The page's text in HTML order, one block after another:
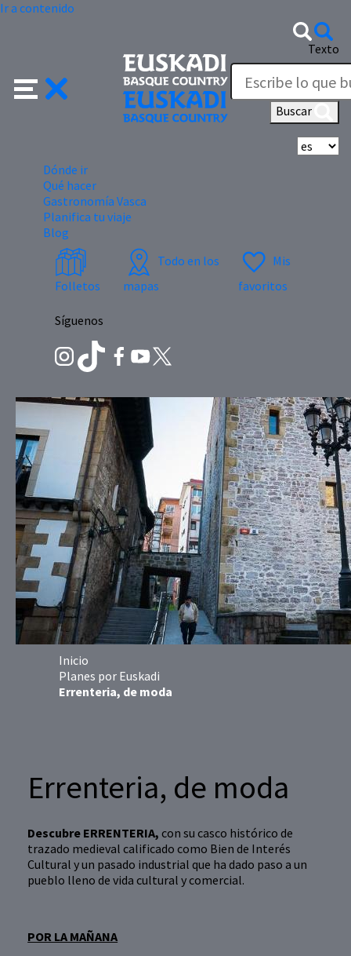
Ir a contenido
Texto
Buscar
Dónde ir
Qué hacer
Gastronomía Vasca
Planifica tu viaje
Blog
Folletos
Todo en los
mapas
Mis
favoritos
Síguenos
Inicio
Planes por Euskadi
Errenteria, de moda
Errenteria, de moda
Descubre ERRENTERIA, con su casco histórico de
trazado medieval calificado como Bien de Interés
Cultural y un pasado industrial que ha dado paso a un
pueblo lleno de vida cultural y comercial.
POR LA MAÑANA